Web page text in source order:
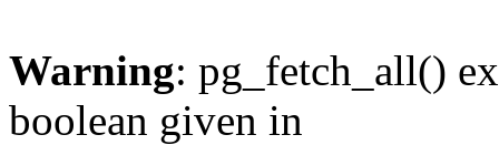
Warning: pg_fetch_all()
boolean given in